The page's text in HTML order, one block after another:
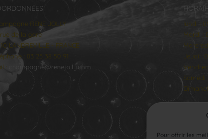
Pour offrir les
RENE JOLLY
de la gare
LANDREVILLE - FRANCE
: 03 25 38 50 91
:
champagne@renejolly.com
lundi :
Mardi :
Jeudi :